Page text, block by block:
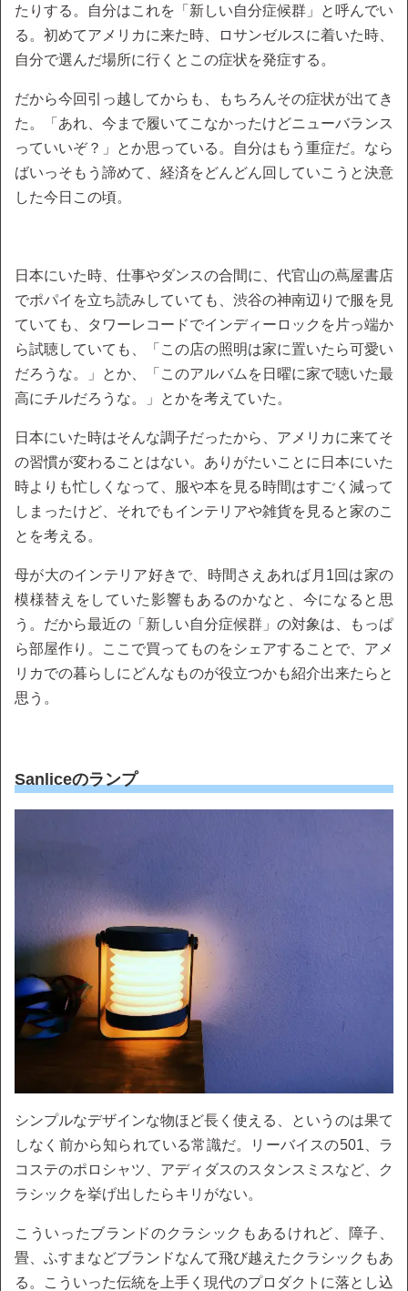
たりする。自分はこれを「新しい自分症候群」と呼んでい
る。初めてアメリカに来た時、ロサンゼルスに着いた時、
自分で選んだ場所に行くとこの症状を発症する。
だから今回引っ越してからも、もちろんその症状が出てき
た。「あれ、今まで履いてこなかったけどニューバランス
っていいぞ？」とか思っている。自分はもう重症だ。なら
ばいっそもう諦めて、経済をどんどん回していこうと決意
した今日この頃。
日本にいた時、仕事やダンスの合間に、代官山の蔦屋書店
でポパイを立ち読みしていても、渋谷の神南辺りで服を見
ていても、タワーレコードでインディーロックを片っ端か
ら試聴していても、「この店の照明は家に置いたら可愛い
だろうな。」とか、「このアルバムを日曜に家で聴いた最
高にチルだろうな。」とかを考えていた。
日本にいた時はそんな調子だったから、アメリカに来てそ
の習慣が変わることはない。ありがたいことに日本にいた
時よりも忙しくなって、服や本を見る時間はすごく減って
しまったけど、それでもインテリアや雑貨を見ると家のこ
とを考える。
母が大のインテリア好きで、時間さえあれば月1回は家の
模様替えをしていた影響もあるのかなと、今になると思
う。だから最近の「新しい自分症候群」の対象は、もっぱ
ら部屋作り。ここで買ってものをシェアすることで、アメ
リカでの暮らしにどんなものが役立つかも紹介出来たらと
思う。
Sanliceのランプ
シンプルなデザインな物ほど長く使える、というのは果て
しなく前から知られている常識だ。リーバイスの501、ラ
コステのポロシャツ、アディダスのスタンスミスなど、ク
ラシックを挙げ出したらキリがない。
こういったブランドのクラシックもあるけれど、障子、
畳、ふすまなどブランドなんて飛び越えたクラシックもあ
る。こういった伝統を上手く現代のプロダクトに落とし込